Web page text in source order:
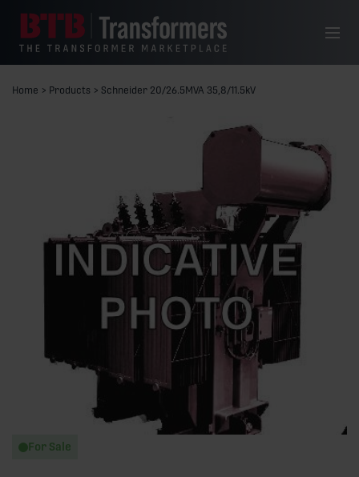
Menu
Home > Products > Schneider 20/26.5MVA 35,8/11.5kV
For Sale